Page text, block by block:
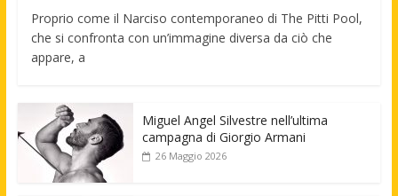
Proprio come il Narciso contemporaneo di The Pitti Pool,
che si confronta con un’immagine diversa da ciò che
appare, a
Miguel Angel Silvestre nell’ultima
campagna di Giorgio Armani
26 Maggio 2026